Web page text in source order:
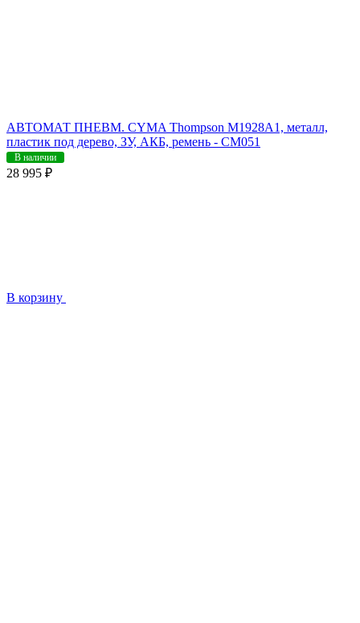
АВТОМАТ ПНЕВМ. CYMA Thompson M1928A1, металл,
пластик под дерево, ЗУ, АКБ, ремень - CM051
В наличии
28 995 ₽
В корзину